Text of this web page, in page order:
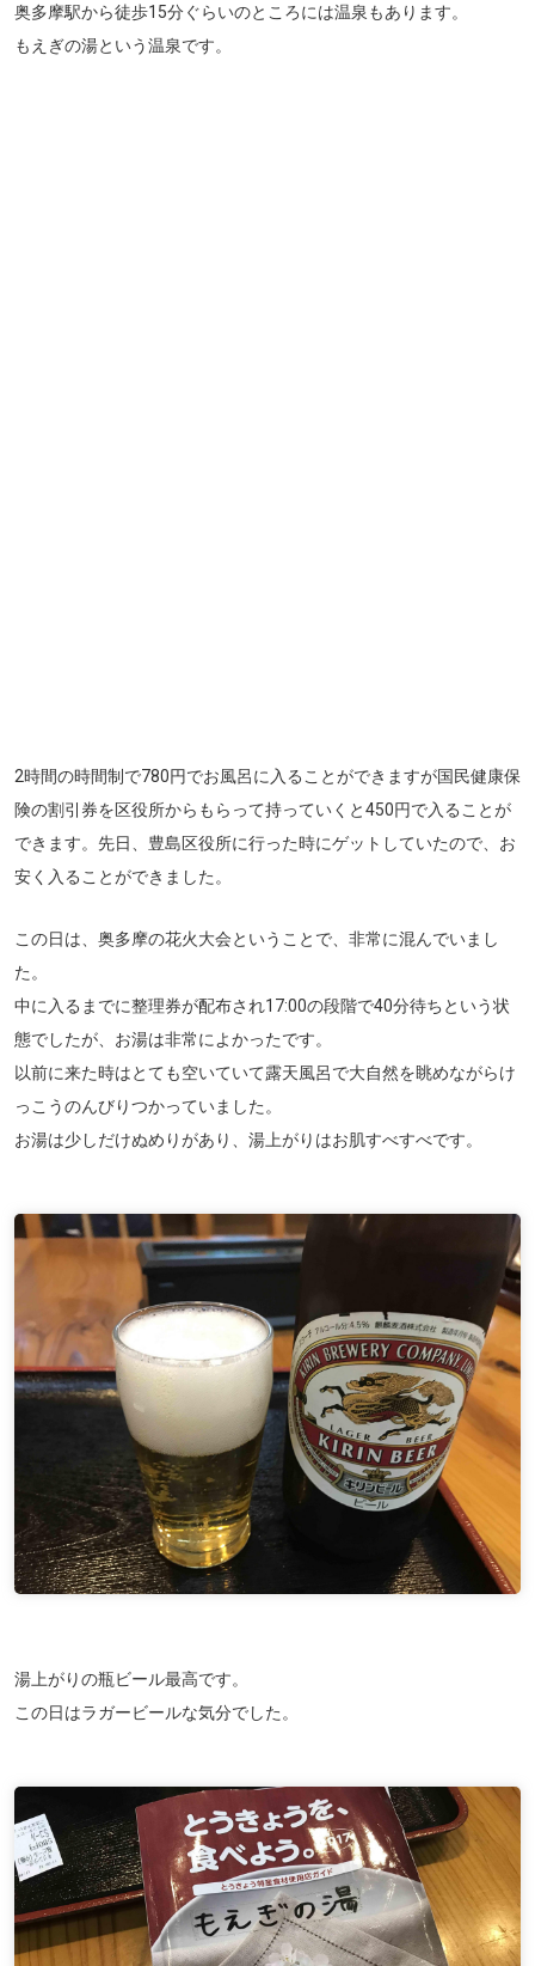
奥多摩駅から徒歩15分ぐらいのところには温泉もあります。
もえぎの湯という温泉です。
2時間の時間制で780円でお風呂に入ることができますが国民健康保
険の割引券を区役所からもらって持っていくと450円で入ることが
できます。先日、豊島区役所に行った時にゲットしていたので、お
安く入ることができました。
この日は、奥多摩の花火大会ということで、非常に混んでいまし
た。
中に入るまでに整理券が配布され17:00の段階で40分待ちという状
態でしたが、お湯は非常によかったです。
以前に来た時はとても空いていて露天風呂で大自然を眺めながらけ
っこうのんびりつかっていました。
お湯は少しだけぬめりがあり、湯上がりはお肌すべすべです。
湯上がりの瓶ビール最高です。
この日はラガービールな気分でした。